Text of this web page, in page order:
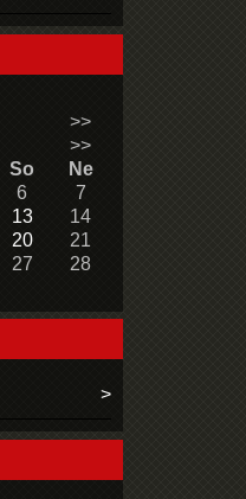
>>
>>
So
Ne
6
7
13
14
20
21
27
28